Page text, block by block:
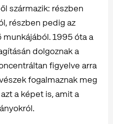
származik: részben
részben pedig az
1995 óta a
dolgoznak a
figyelve arra
fogalmaznak meg
a képet is, amit a